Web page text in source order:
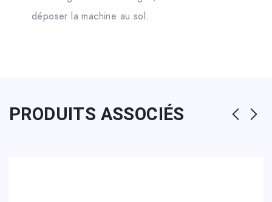
déposer la machine au sol.
PRODUITS ASSOCIÉS